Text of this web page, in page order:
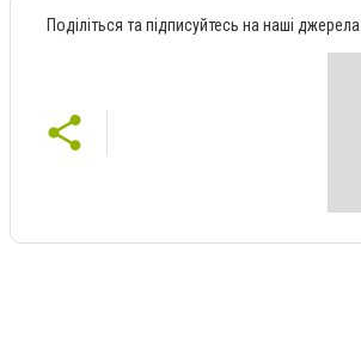
Поділіться та підписуйтесь на наші джерела